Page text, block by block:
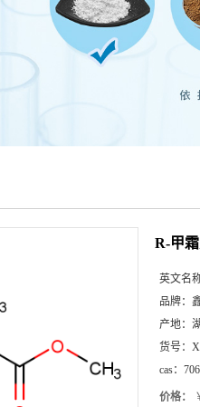
R-甲
英文名称
品牌：
产地：
货号：
cas：
价格：